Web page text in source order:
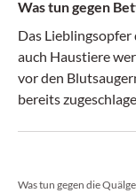
Was tun gegen
Das
auch Haustiere
vor den
bereits
Was tun gegen die